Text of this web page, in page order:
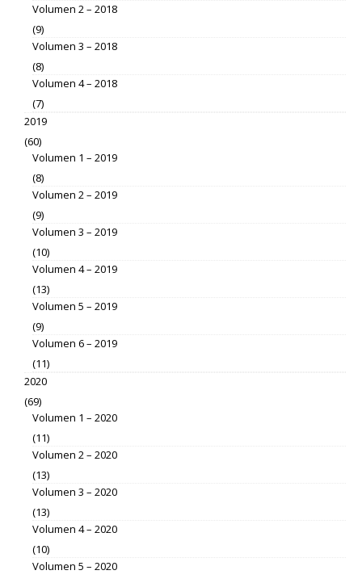
Volumen 2 – 2018
(9)
Volumen 3 – 2018
(8)
Volumen 4 – 2018
(7)
2019
(60)
Volumen 1 – 2019
(8)
Volumen 2 – 2019
(9)
Volumen 3 – 2019
(10)
Volumen 4 – 2019
(13)
Volumen 5 – 2019
(9)
Volumen 6 – 2019
(11)
2020
(69)
Volumen 1 – 2020
(11)
Volumen 2 – 2020
(13)
Volumen 3 – 2020
(13)
Volumen 4 – 2020
(10)
Volumen 5 – 2020